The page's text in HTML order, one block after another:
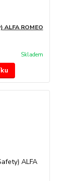
ALFA ROMEO
Skladem